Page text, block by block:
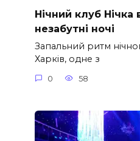
Нічний клуб Нічка
незабутні ночі
Запальний ритм
Харків, одне з
0 58